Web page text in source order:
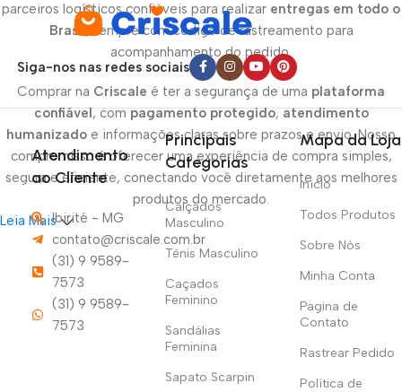
parceiros logísticos confiáveis para realizar entregas em todo o
Brasil , sempre com código de rastreamento para
acompanhamento do pedido.
Comprar na Criscale é ter a segurança de uma plataforma
confiável, compagamento protegido,atendimento
humanizado e informações claras sobre prazos e envio. Nosso
compromisso é oferecer uma experiência de compra simples,
segura e eficiente, conectando você diretamente aos melhores
produtos do mercado.
Leia Mais
Siga-nos nas redes sociais
Atendimento
ao Cliente
Ibirité - MG
contato@criscale.com.br
(31) 9 9589-
7573
(31) 9 9589-
7573
Principais
Categorias
Calçados
Masculino
Tênis Masculino
Caçados
Feminino
Sandálias
Feminina
Sapato Scarpin
Mapa da Loja
Início
Todos Produtos
Sobre Nòs
Minha Conta
Pagina de
Contato
Rastrear Pedido
Política de